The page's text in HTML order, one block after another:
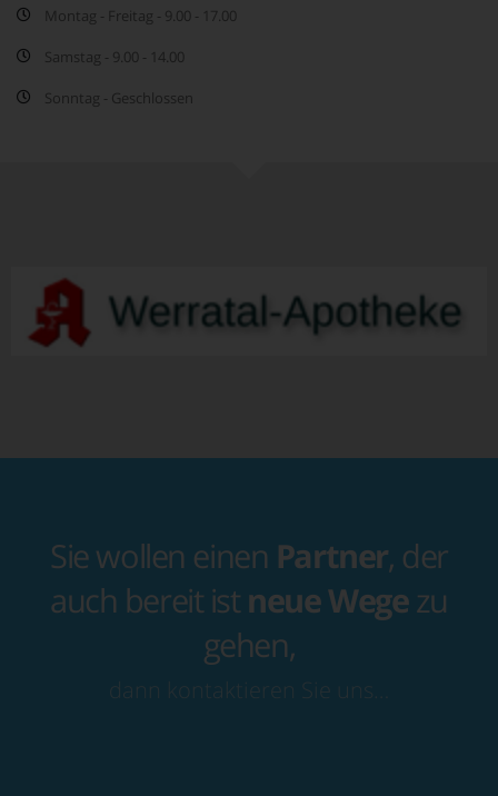
Montag - Freitag - 9.00 - 17.00
Samstag - 9.00 - 14.00
Sonntag - Geschlossen
Sie wollen einen Partner, der
auch bereit ist neue Wegezu
gehen,
dann kontaktieren Sie uns…